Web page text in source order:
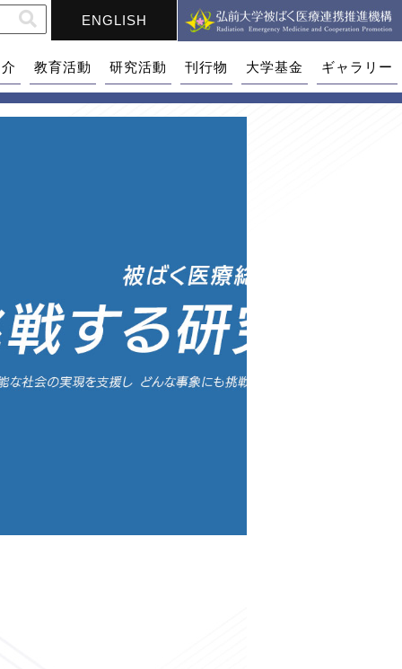
ENGLISH
教育活動 研究活動 刊行物 大学基金 ギャラリー